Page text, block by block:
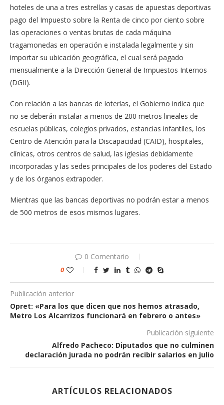
hoteles de una a tres estrellas y casas de apuestas deportivas
pago del Impuesto sobre la Renta de cinco por ciento sobre
las operaciones o ventas brutas de cada máquina
tragamonedas en operación e instalada legalmente y sin
importar su ubicación geográfica, el cual será pagado
mensualmente a la Dirección General de Impuestos Internos
(DGII).
Con relación a las bancas de loterías, el Gobierno indica que
no se deberán instalar a menos de 200 metros lineales de
escuelas públicas, colegios privados, estancias infantiles, los
Centro de Atención para la Discapacidad (CAID), hospitales,
clínicas, otros centros de salud, las iglesias debidamente
incorporadas y las sedes principales de los poderes del Estado
y de los órganos extrapoder.
Mientras que las bancas deportivas no podrán estar a menos
de 500 metros de esos mismos lugares.
0 Comentario
0
Publicación anterior
Opret: «Para los que dicen que nos hemos atrasado,
Metro Los Alcarrizos funcionará en febrero o antes»
Publicación siguiente
Alfredo Pacheco: Diputados que no culminen
declaración jurada no podrán recibir salarios en julio
ARTÍCULOS RELACIONADOS